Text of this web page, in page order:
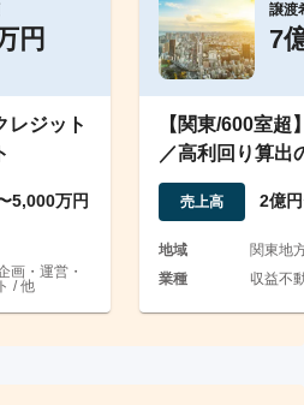
円
レジット
5,000万円
画・運営・
/ 他
譲渡
7
【関東/600室超
／高利回り算出
定収益案件
売上高 2億
地域
関東地
業種
収益不